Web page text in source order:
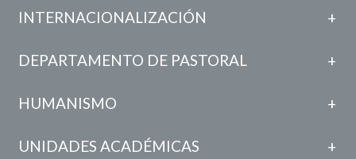
INTERNACIONALIZACIÓN
DEPARTAMENTO DE PASTORAL
HUMANISMO
UNIDADES ACADÉMICAS